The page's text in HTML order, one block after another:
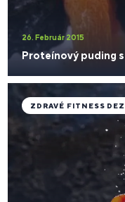
26. Február 2015
Proteínový puding
ZDRAVÉ FITNESS